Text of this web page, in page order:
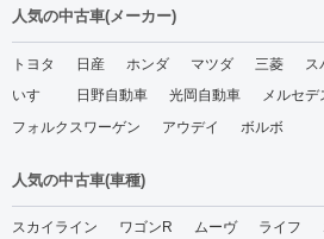
人気の中古車(メーカー)
トヨタ 日産 ホンダ マツダ 三菱 ス
いすゞ
日野自動車 光岡自動車 メルセデ
フォルクスワーゲン
アウデイ ボルボ
人気の中古車(車種)
スカイライン ワゴンR ムーヴ ライフ